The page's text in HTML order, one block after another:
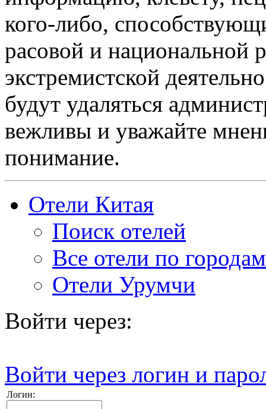
кого-либо,
расовой и национальной
экстремистской
будут удаляться
вежливы и уважайте
понимание.
Отели Китая
Поиск отелей
Все отели по городам
Отели Урумчи
Войти через:
Войти через логин и
Логин: